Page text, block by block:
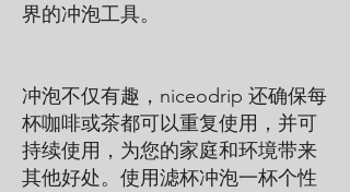
界的冲泡工具。
冲泡不仅有趣，niceodrip 还确保每
杯咖啡或茶都可以重复使用，并可
持续使用，为您的家庭和环境带来
其他好处。使用滤杯冲泡一杯个性